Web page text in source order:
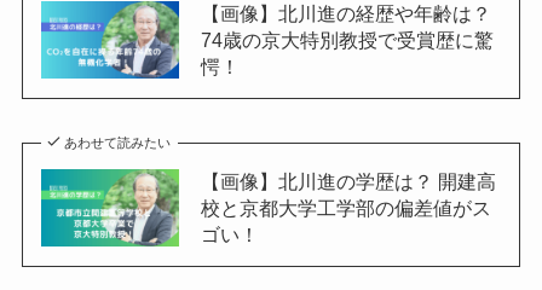
【画像】北川進の経歴や年齢は？
74歳の京大特別教授で受賞歴に驚
愕！
あわせて読みたい
【画像】北川進の学歴は？ 開建高
校と京都大学工学部の偏差値がス
ゴい！